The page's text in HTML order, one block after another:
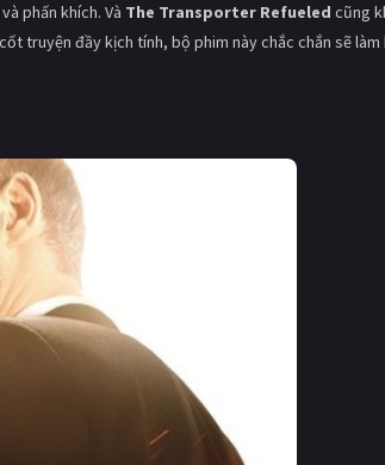
phấn khích. Và The Transporter Refueled cũng
truyện đầy kịch tính, bộ phim này chắc chắn sẽ làm